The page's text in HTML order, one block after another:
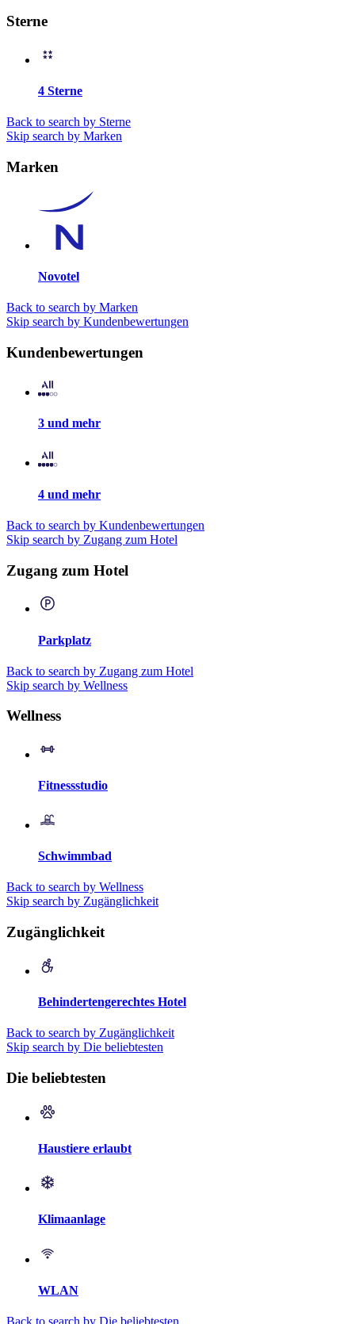
Sterne
4 Sterne
Back to search by Sterne
Skip search by Marken
Marken
Novotel
Back to search by Marken
Skip search by Kundenbewertungen
Kundenbewertungen
3 und mehr
4 und mehr
Back to search by Kundenbewertungen
Skip search by Zugang zum Hotel
Zugang zum Hotel
Parkplatz
Back to search by Zugang zum Hotel
Skip search by Wellness
Wellness
Fitnessstudio
Schwimmbad
Back to search by Wellness
Skip search by Zugänglichkeit
Zugänglichkeit
Behindertengerechtes Hotel
Back to search by Zugänglichkeit
Skip search by Die beliebtesten
Die beliebtesten
Haustiere erlaubt
Klimaanlage
WLAN